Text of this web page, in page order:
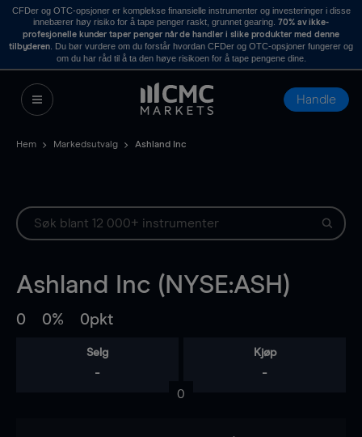
CFDer og OTC-opsjoner er komplekse finansielle instrumenter og investeringer i disse
innebærer høy risiko for å tape penger raskt, grunnet gearing. 70% av ikke-
profesjonelle kunder taper penger når de handler i slike produkter med denne
tilbyderen . Du bør vurdere om du forstår hvordan CFDer og OTC-opsjoner fungerer og
om du har råd til å ta den høye risikoen for å tape pengene dine.
Handle
Hem Markedsutvalg Ashland Inc
Ashland Inc (NYSE:ASH)
0 0% 0pkt
Selg
-
Kjøp
-
0